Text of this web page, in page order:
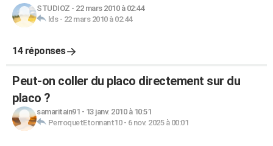
STUDIOZ - 22 mars 2010 à 02:44
lds- 22 mars 2010 à 02:44
14 réponses
Peut-on coller du placo directement sur du
placo ?
samaritain91 - 13 janv. 2010 à 10:51
PerroquetEtonnant10- 6 nov. 2025 à 00:01